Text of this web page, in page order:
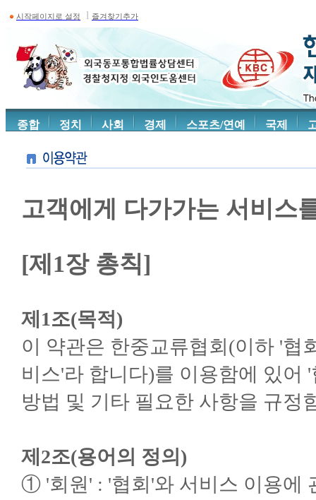
시작페이지로 설정 l 즐겨찾기추가
종합 정치 사회 경제 스포츠/연예 국제
고객에게 다가가는 서비스
[제1장 총칙]
제1조(목적)
이 약관은 한중교류협회(이하 '협
비스'라 합니다)를 이용함에 있어
방법 및 기타 필요한 사항을 규정
제2조(용어의 정의)
① '회원' : '협회'와 서비스 이용에